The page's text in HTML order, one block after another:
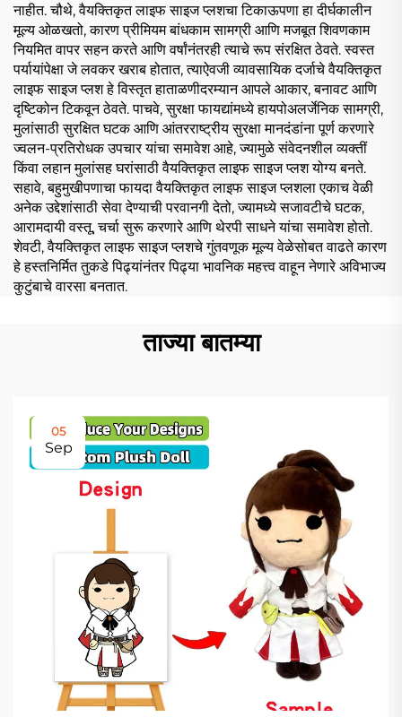
नाहीत. चौथे, वैयक्तिकृत लाइफ साइज प्लशचा टिकाऊपणा हा दीर्घकालीन
मूल्य ओळखतो, कारण प्रीमियम बांधकाम सामग्री आणि मजबूत शिवणकाम
नियमित वापर सहन करते आणि वर्षांनंतरही त्याचे रूप संरक्षित ठेवते. स्वस्त
पर्यायांपेक्षा जे लवकर खराब होतात, त्याऐवजी व्यावसायिक दर्जाचे वैयक्तिकृत
लाइफ साइज प्लश हे विस्तृत हाताळणीदरम्यान आपले आकार, बनावट आणि
दृष्टिकोन टिकवून ठेवते. पाचवे, सुरक्षा फायद्यांमध्ये हायपोअलर्जेनिक सामग्री,
मुलांसाठी सुरक्षित घटक आणि आंतरराष्ट्रीय सुरक्षा मानदंडांना पूर्ण करणारे
ज्वलन-प्रतिरोधक उपचार यांचा समावेश आहे, ज्यामुळे संवेदनशील व्यक्तीं
किंवा लहान मुलांसह घरांसाठी वैयक्तिकृत लाइफ साइज प्लश योग्य बनते.
सहावे, बहुमुखीपणाचा फायदा वैयक्तिकृत लाइफ साइज प्लशला एकाच वेळी
अनेक उद्देशांसाठी सेवा देण्याची परवानगी देतो, ज्यामध्ये सजावटीचे घटक,
आरामदायी वस्तू, चर्चा सुरू करणारे आणि थेरपी साधने यांचा समावेश होतो.
शेवटी, वैयक्तिकृत लाइफ साइज प्लशचे गुंतवणूक मूल्य वेळेसोबत वाढते कारण
हे हस्तनिर्मित तुकडे पिढ्यांनंतर पिढ्या भावनिक महत्त्व वाहून नेणारे अविभाज्य
कुटुंबाचे वारसा बनतात.
ताज्या बातम्या
05
Sep